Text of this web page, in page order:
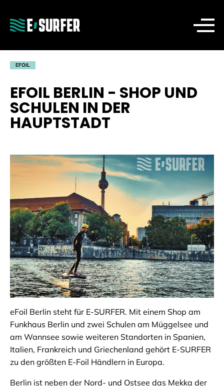
EFOIL
EFOIL BERLIN - SHOP UND
SCHULEN IN DER
HAUPTSTADT
eFoil Berlin steht für E-SURFER. Mit einem Shop am
Funkhaus Berlin und zwei Schulen am Müggelsee und
am Wannsee sowie weiteren Standorten in Spanien,
Italien, Frankreich und Griechenland gehört E-SURFER
zu den größten E-Foil Händlern in Europa.
Berlin ist neben der Nord- und Ostsee das Mekka der